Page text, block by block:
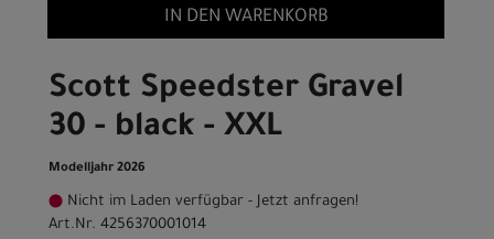
IN DEN WARENKORB
Scott Speedster Gravel
30 - black - XXL
Modelljahr 2026
Nicht im Laden verfügbar - Jetzt anfragen!
Art.Nr. 4256370001014